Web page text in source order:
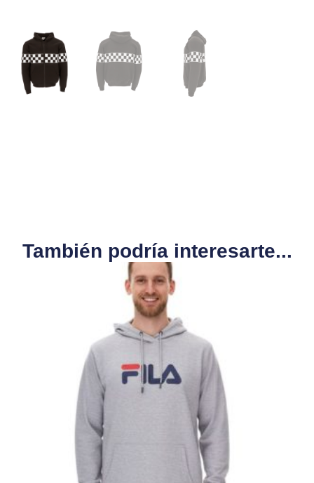
También podría interesarte...